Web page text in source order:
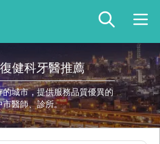
健科牙醫推薦
的城市，提供服務品質優異的
市醫師、診所。